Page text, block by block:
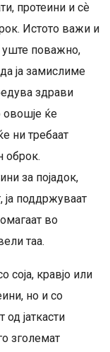
протеини и сѐ
Истото важи и
поважно,
ја замислиме
здрави
овошје ќе
ни требаат
оброк.
за појадок,
ја поддржуваат
во
таа.
кравјо или
но и со
од јаткасти
зголемат